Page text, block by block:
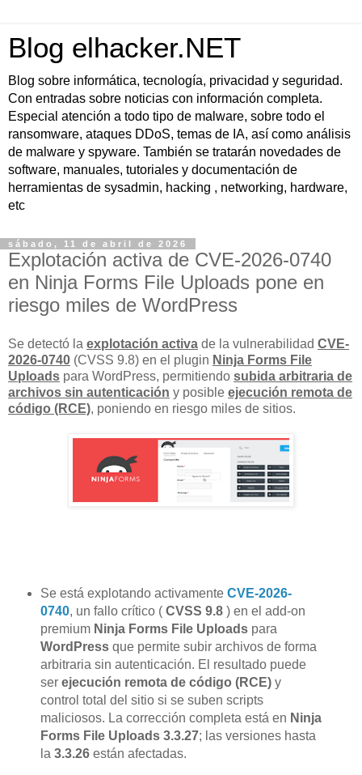
Blog elhacker.NET
Blog sobre informática, tecnología, privacidad y seguridad.
Con entradas sobre noticias con información completa.
Especial atención a todo tipo de malware, sobre todo el
ransomware, ataques DDoS, temas de IA, así como análisis
de malware y spyware. También se tratarán novedades de
software, manuales, tutoriales y documentación de
herramientas de sysadmin, hacking , networking, hardware,
etc
sábado, 11 de abril de 2026
Explotación activa de CVE-2026-0740
en Ninja Forms File Uploads pone en
riesgo miles de WordPress
Se detectó la explotación activa de la vulnerabilidad CVE-
2026-0740 (CVSS 9.8) en el plugin Ninja Forms File
Uploads para WordPress, permitiendo subida arbitraria de
archivos sin autenticación y posible ejecución remota de
código (RCE), poniendo en riesgo miles de sitios.
Se está explotando activamente CVE-2026-
0740, un fallo crítico ( CVSS 9.8) en el add-on
premium Ninja Forms File Uploadspara
WordPressque permite subir archivos de forma
arbitraria sin autenticación. El resultado puede
ser ejecución remota de código (RCE)y
control total del sitio si se suben scripts
maliciosos. La corrección completa está en Ninja
Forms File Uploads 3.3.27; las versiones hasta
la 3.3.26están afectadas.